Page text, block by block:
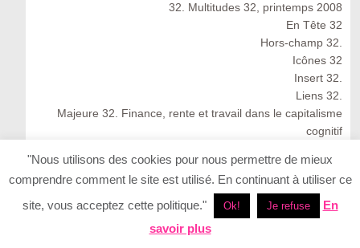
32. Multitudes 32, printemps 2008
En Tête 32
Hors-champ 32.
Icônes 32
Insert 32.
Liens 32.
Majeure 32. Finance, rente et travail dans le capitalisme
cognitif
33. Multitudes 33, été 2008
33. Multitudes 33 : Summer 2008
En Tête 33
Icônes 33. Ernesto Neto
"Nous utilisons des cookies pour nous permettre de mieux
comprendre comment le site est utilisé. En continuant à utiliser ce
site, vous acceptez cette politique."
Ok! Je refuse
En
savoir plus